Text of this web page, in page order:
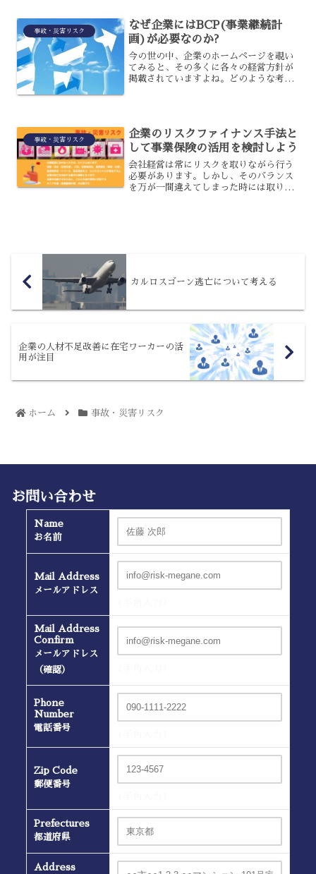
のでしょうか?今回は、...
事故・災害リスク
なぜ企業にはBCP(事業継続計
画)が必要なのか?
今の世の中、企業のホームページを覗い
てみると、その多くに各々の経営方針が
掲載されていますよね。どのような考え
事故・災害リスク
企業のリスクファイナンス手法と
して事業保険の活用を検討しよう
会社経営は常にリスクを取りながら行う
必要があります。しかし、そのバランス
を万が一間違えてしまった時には取り返
カルロスゴーン逃亡について考える
企業の人材不足改善に在宅ワーカーの活
用が注目
ホーム 事故・災害リスク
お問い合わせ
Name
お名前
Mail Address
メールアドレス
Mail Address
Confirm
メールアドレス
（確認）
Phone
Number
電話番号
Zip Code
郵便番号
Prefectures
都道府県
Address